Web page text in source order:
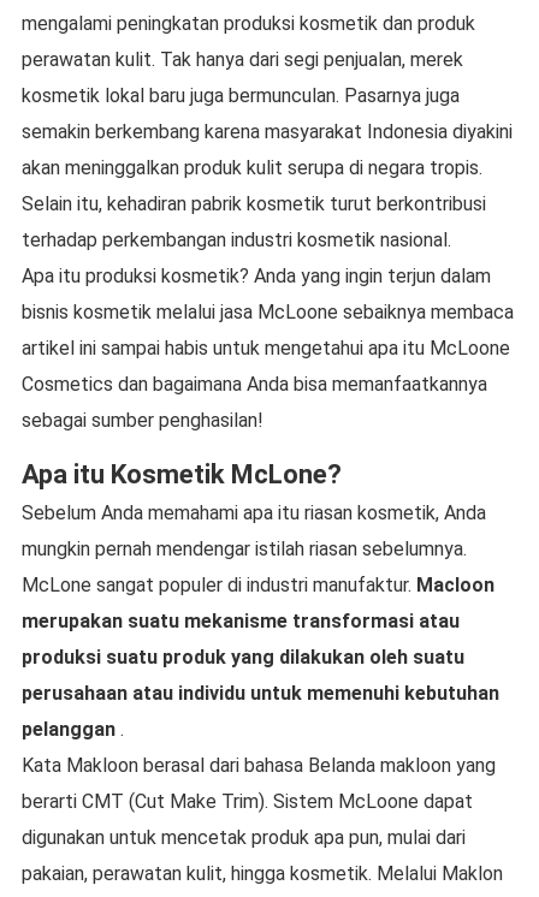
mengalami peningkatan produksi kosmetik dan produk
perawatan kulit. Tak hanya dari segi penjualan, merek
kosmetik lokal baru juga bermunculan. Pasarnya juga
semakin berkembang karena masyarakat Indonesia diyakini
akan meninggalkan produk kulit serupa di negara tropis.
Selain itu, kehadiran pabrik kosmetik turut berkontribusi
terhadap perkembangan industri kosmetik nasional.
Apa itu produksi kosmetik? Anda yang ingin terjun dalam
bisnis kosmetik melalui jasa McLoone sebaiknya membaca
artikel ini sampai habis untuk mengetahui apa itu McLoone
Cosmetics dan bagaimana Anda bisa memanfaatkannya
sebagai sumber penghasilan!
Apa itu Kosmetik McLone?
Sebelum Anda memahami apa itu riasan kosmetik, Anda
mungkin pernah mendengar istilah riasan sebelumnya.
McLone sangat populer di industri manufaktur. Macloon
merupakan suatu mekanisme transformasi atau
produksi suatu produk yang dilakukan oleh suatu
perusahaan atau individu untuk memenuhi kebutuhan
pelanggan.
Kata Makloon berasal dari bahasa Belanda makloon yang
berarti CMT (Cut Make Trim). Sistem McLoone dapat
digunakan untuk mencetak produk apa pun, mulai dari
pakaian, perawatan kulit, hingga kosmetik. Melalui Maklon